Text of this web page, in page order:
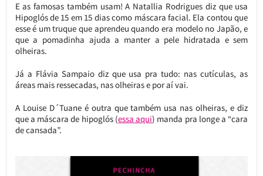
E as famosas também usam! A Natallia Rodrigues diz que usa
Hipoglós de 15 em 15 dias como máscara facial. Ela contou que
esse é um truque que aprendeu quando era modelo no Japão, e
que a pomadinha ajuda a manter a pele hidratada e sem
olheiras.
Já a Flávia Sampaio diz que usa pra tudo: nas cutículas, as
áreas mais ressecadas, nas olheiras e por aí vai.
A Louise D´Tuane é outra que também usa nas olheiras, e diz
que a máscara de hipoglós (essa aqui) manda pra longe a “cara
de cansada”.